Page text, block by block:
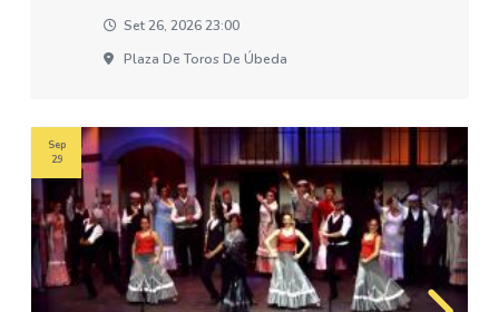
Set 26, 2026 23:00
Plaza De Toros De Úbeda
Sep
29